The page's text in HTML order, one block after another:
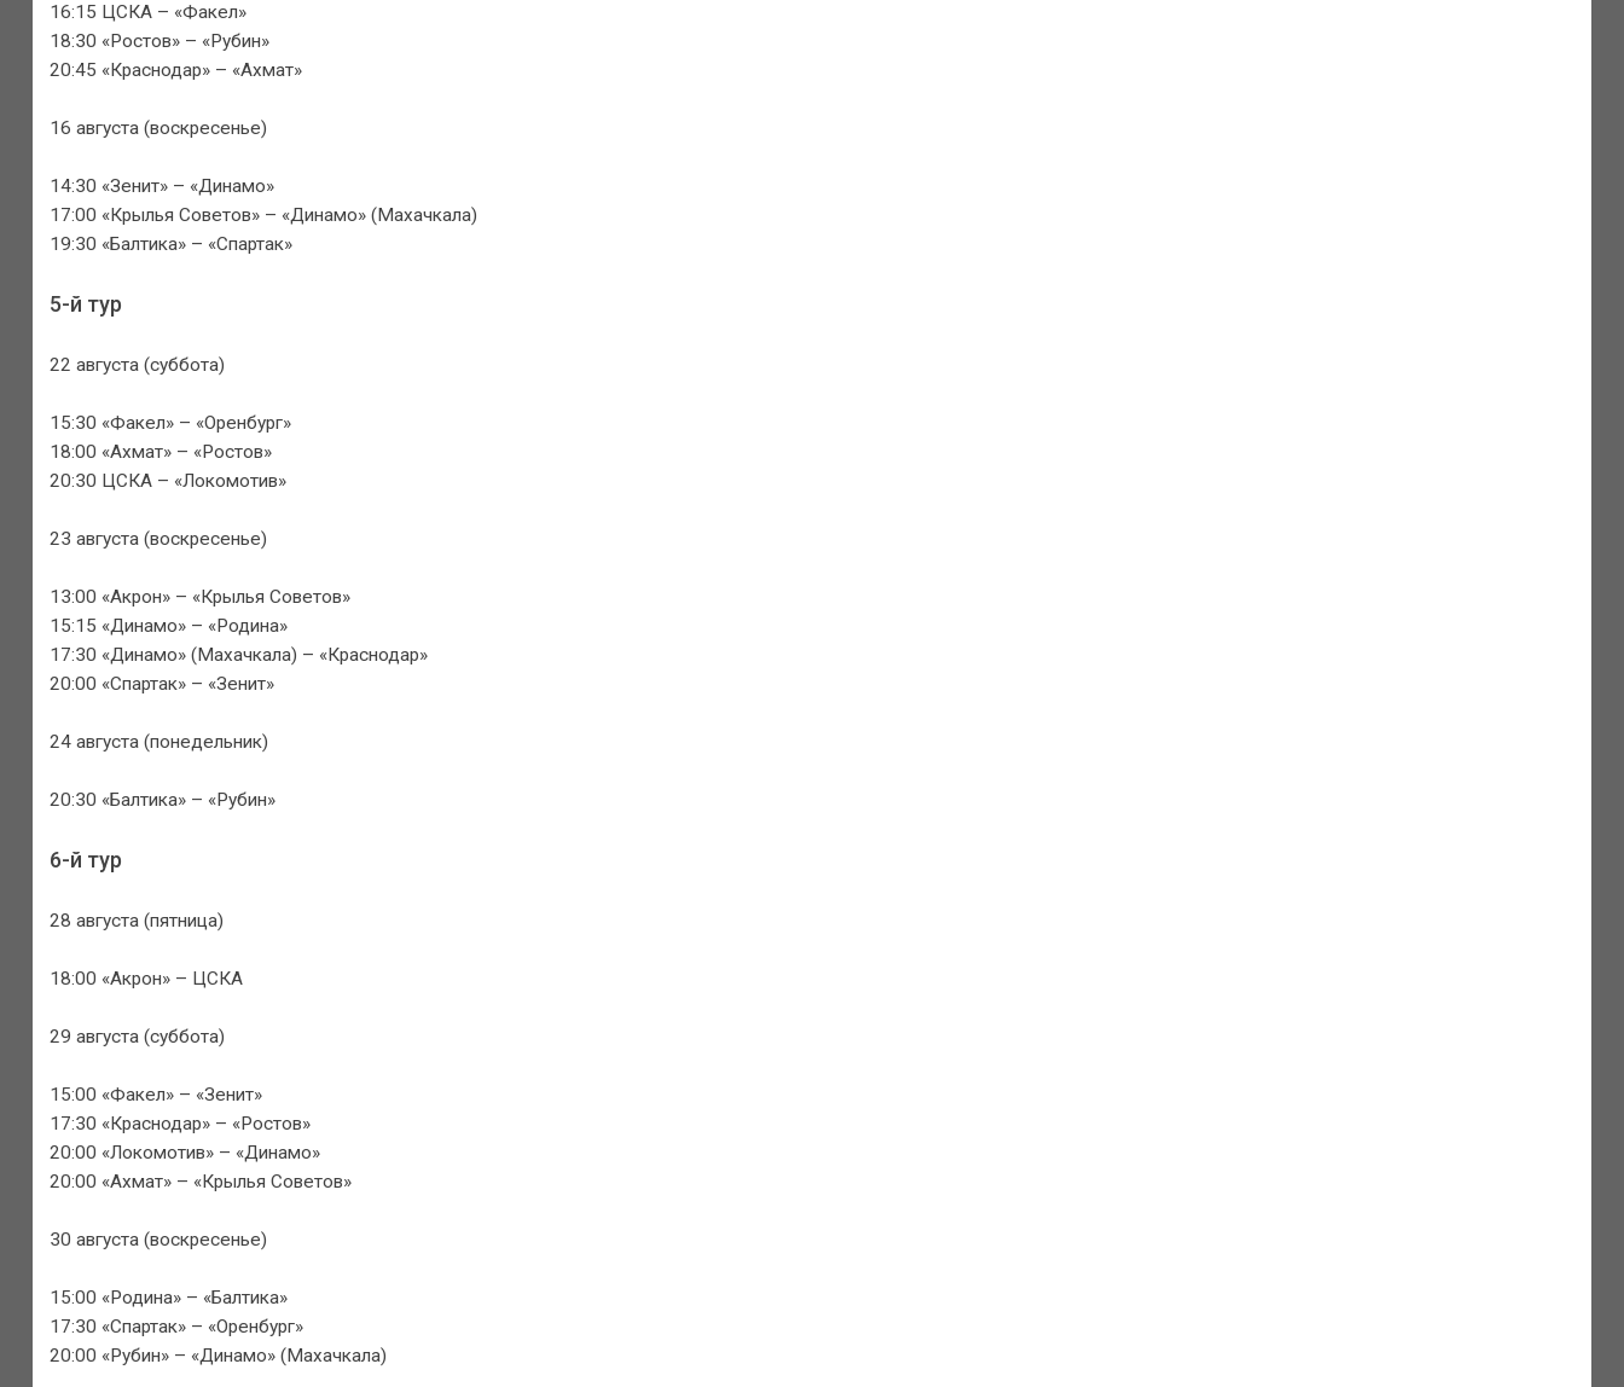
16:15 ЦСКА – «Факел»
18:30 «Ростов» – «Рубин»
20:45 «Краснодар» – «Ахмат»
16 августа (воскресенье)
14:30 «Зенит» – «Динамо»
17:00 «Крылья Советов» – «Динамо» (Махачкала)
19:30 «Балтика» – «Спартак»
5-й тур
22 августа (суббота)
15:30 «Факел» – «Оренбург»
18:00 «Ахмат» – «Ростов»
20:30 ЦСКА – «Локомотив»
23 августа (воскресенье)
13:00 «Акрон» – «Крылья Советов»
15:15 «Динамо» – «Родина»
17:30 «Динамо» (Махачкала) – «Краснодар»
20:00 «Спартак» – «Зенит»
24 августа (понедельник)
20:30 «Балтика» – «Рубин»
6-й тур
28 августа (пятница)
18:00 «Акрон» – ЦСКА
29 августа (суббота)
15:00 «Факел» – «Зенит»
17:30 «Краснодар» – «Ростов»
20:00 «Локомотив» – «Динамо»
20:00 «Ахмат» – «Крылья Советов»
30 августа (воскресенье)
15:00 «Родина» – «Балтика»
17:30 «Спартак» – «Оренбург»
20:00 «Рубин» – «Динамо» (Махачкала)